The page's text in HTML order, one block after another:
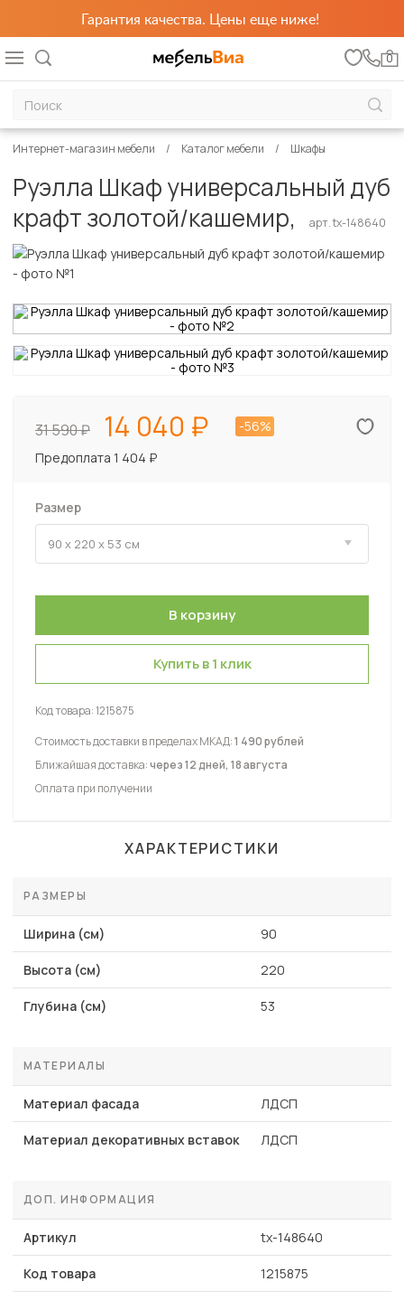
Гарантия качества. Цены еще ниже!
0
Интернет-магазин мебели Каталог мебели Шкафы
Руэлла Шкаф универсальный дуб
крафт золотой/кашемир,
арт. tx-148640
31 590 14 040
-56%
Предоплата 1 404 ₽
Размер
Купить в 1 клик
Код товара:1215875
Стоимость доставки в пределах МКАД:1 490 рублей
Ближайшая доставка:через 12 дней, 18 августа
Оплата при получении
ХАРАКТЕРИСТИКИ
РАЗМЕРЫ
Ширина (см) 90
Высота (см) 220
Глубина (см) 53
МАТЕРИАЛЫ
Материал фасада ЛДСП
Материал декоративных вставок ЛДСП
ДОП. ИНФОРМАЦИЯ
Артикул tx-148640
Код товара 1215875